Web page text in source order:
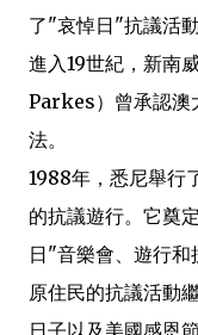
了"哀悼日"抗議活動
進入19世紀，新南
Parkes）曾承認澳
法。
1988年，悉尼舉行
的抗議遊行。它奠
日"音樂會、遊行和
原住民的抗議活動
日子以及美國感恩